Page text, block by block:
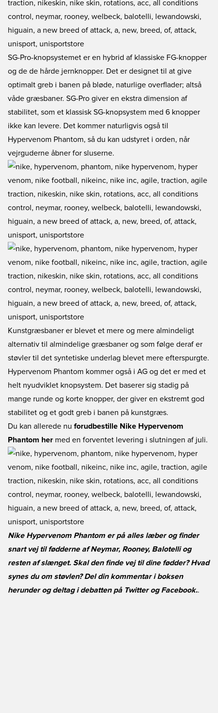
SG-Pro-knopsystemet er en hybrid af klassiske FG-knopper
og de de hårde jernknopper. Det er designet til at give
optimalt greb i banen på bløde, naturlige overflader; altså
våde græsbaner. SG-Pro giver en ekstra dimension af
stabilitet, som et klassisk SG-knopsystem med 6 knopper
ikke kan levere. Det kommer naturligvis også til
Hypervenom Phantom, så du kan udstyret i orden, når
vejrguderne åbner for sluserne.
Kunstgræsbaner er blevet et mere og mere almindeligt
alternativ til almindelige græsbaner og som følge deraf er
støvler til det syntetiske underlag blevet mere efterspurgte.
Hypervenom Phantom kommer også i AG og det er med et
helt nyudviklet knopsystem. Det baserer sig stadig på
mange runde og korte knopper, der giver en ekstremt god
stabilitet og et godt greb i banen på kunstgræs.
Du kan allerede nu forudbestille Nike Hypervenom
Phantom her med en forventet levering i slutningen af juli.
Nike Hypervenom Phantom er på alles læber og finder
snart vej til fødderne af Neymar, Rooney, Balotelli og
resten af slænget. Skal den finde vej til dine fødder? Hvad
synes du om støvlen? Del din kommentar i boksen
herunder og deltag i debatten på TwitterogFacebook..